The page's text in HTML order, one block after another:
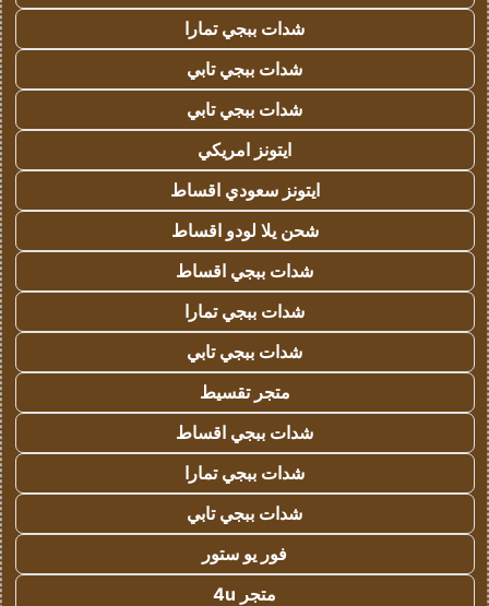
شدات ببجي تمارا
شدات ببجي تابي
شدات ببجي تابي
ايتونز امريكي
ايتونز سعودي اقساط
شحن يلا لودو اقساط
شدات ببجي اقساط
شدات ببجي تمارا
شدات ببجي تابي
متجر تقسيط
شدات ببجي اقساط
شدات ببجي تمارا
شدات ببجي تابي
فور يو ستور
متجر 4u